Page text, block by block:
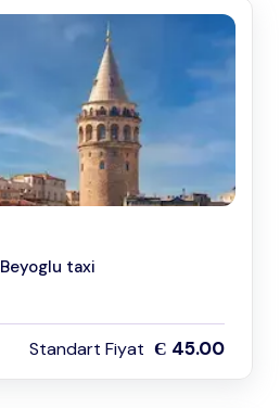
taxi
Standart Fiyat Є 45.00